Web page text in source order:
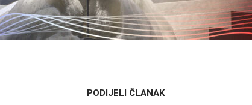
PODIJELI ČLANAK